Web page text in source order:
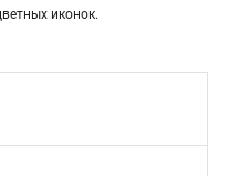
иконок.